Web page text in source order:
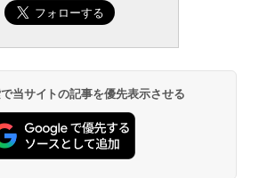
当サイトの記事を優先表示させる